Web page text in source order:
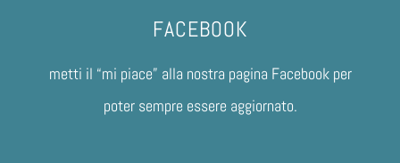
FACEBOOK
metti il “mi piace” alla nostra pagina Facebook per
poter sempre essere aggiornato.